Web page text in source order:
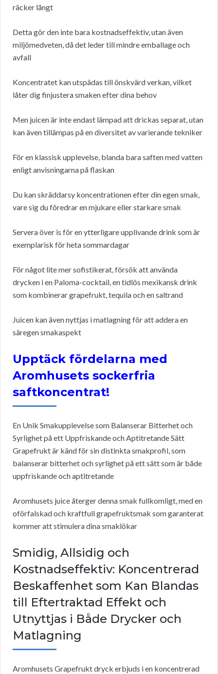
räcker långt
Detta gör den inte bara kostnadseffektiv, utan även
miljömedveten, då det leder till mindre emballage och
avfall
Koncentratet kan utspädas till önskvärd verkan, vilket
låter dig finjustera smaken efter dina behov
Men juicen är inte endast lämpad att drickas separat, utan
kan även tillämpas på en diversitet av varierande tekniker
För en klassisk upplevelse, blanda bara saften med vatten
enligt anvisningarna på flaskan
Du kan skräddarsy koncentrationen efter din egen smak,
vare sig du föredrar en mjukare eller starkare smak
Servera över is för en ytterligare upplivande drink som är
exemplarisk för heta sommardagar
För något lite mer sofistikerat, försök att använda
drycken i en Paloma-cocktail, en tidlös mexikansk drink
som kombinerar grapefrukt, tequila och en saltrand
Juicen kan även nyttjas i matlagning för att addera en
säregen smakaspekt
Upptäck fördelarna med
Aromhusets sockerfria
saftkoncentrat!
En Unik Smakupplevelse som Balanserar Bitterhet och
Syrlighet på ett Uppfriskande och Aptitretande Sätt
Grapefrukt är känd för sin distinkta smakprofil, som
balanserar bitterhet och syrlighet på ett sätt som är både
uppfriskande och aptitretande
Aromhusets juice återger denna smak fullkomligt, med en
oförfalskad och kraftfull grapefruktsmak som garanterat
kommer att stimulera dina smaklökar
Smidig, Allsidig och
Kostnadseffektiv: Koncentrerad
Beskaffenhet som Kan Blandas
till Eftertraktad Effekt och
Utnyttjas i Både Drycker och
Matlagning
Aromhusets Grapefrukt dryck erbjuds i en koncentrerad